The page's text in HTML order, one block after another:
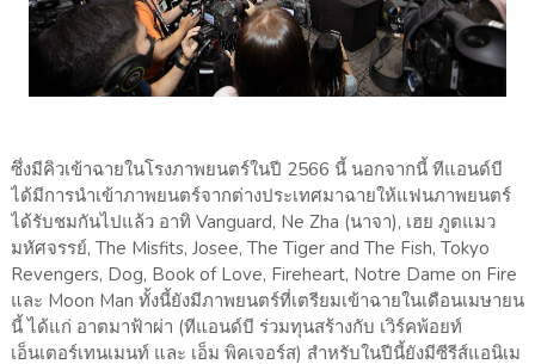
ซึ่งมีคิวเข้าฉายในโรงภาพยนตร์ในปี 2566 นี้ นอกจากนี้ ทีแอนด์บี
ได้มีการนำเข้าภาพยนตร์จากต่างประเทศมาฉายให้แฟนภาพยนตร์
ได้รับชมกันไปแล้ว อาทิ Vanguard, Ne Zha (นาจา), เฮย ภูตแมว
มหัศจรรย์, The Misfits, Josee, The Tiger and The Fish, Tokyo
Revengers, Dog, Book of Love, Fireheart, Notre Dame on Fire
และ Moon Man ทั้งนี้ยังมีภาพยนตร์ที่เตรียมเข้าฉายในเดือนเมษายน
นี้ ได้แก่ อาตมาฟ้าผ่า (ทีแอนด์บี ร่วมทุนสร้างกับ เวิร์คพ้อยท์
เอ็นเตอร์เทนเมนท์ และ เอ็ม พิคเจอร์ส) สำหรับในปีนี้ยังมีซีรีส์แอนิเม